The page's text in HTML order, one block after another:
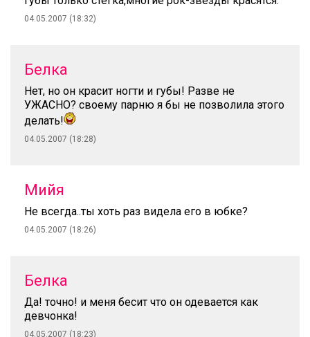
04.05.2007 (18:32)
Белка
Нет, но он красит ногти и губы! Разве не
УЖАСНО? своему парню я бы не позволила этого
делать!
04.05.2007 (18:28)
Мийя
Не всегда..ты хоть раз видела его в юбке?
04.05.2007 (18:26)
Белка
Да! точно! и меня бесит что он одевается как
девчонка!
04.05.2007 (18:23)